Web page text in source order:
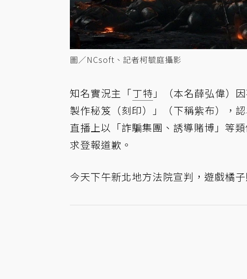
圖／NCsoft、記者柯毓庭攝影
知名實況主「丁特 」（本名薛弘偉）
製作秘笈（刻印）」（下稱紫布），
直播上以「詐騙集團、誘導賭博」等
求登報道歉。
今天下午新北地方法院宣判，遊戲橘子